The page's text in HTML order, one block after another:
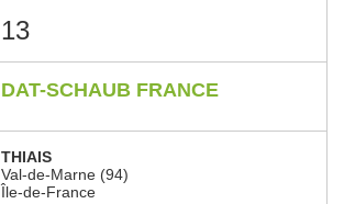
13
DAT-SCHAUB FRANCE
THIAIS
Val-de-Marne (94)
Île-de-France